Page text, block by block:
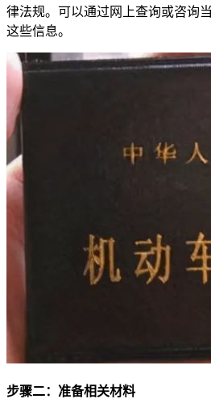
律法规。可以通过网上查询或咨询
这些信息。
步骤二：准备相关材料